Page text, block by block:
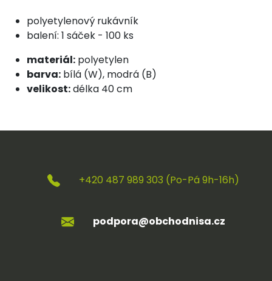
polyetylenový rukávník
balení: 1 sáček - 100 ks
materiál: polyetylen
barva: bílá (W), modrá (B)
velikost:délka 40 cm
+420 487 989 303 (Po-Pá 9h-16h)
podpora@obchodnisa.cz